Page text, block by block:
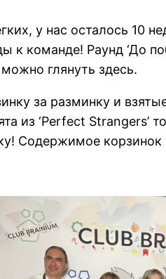
у нас осталось 10
команде! Раунд ‘До
глянуть здесь.
за разминку и
из ‘Perfect Strangers’
Содержимое корзинок